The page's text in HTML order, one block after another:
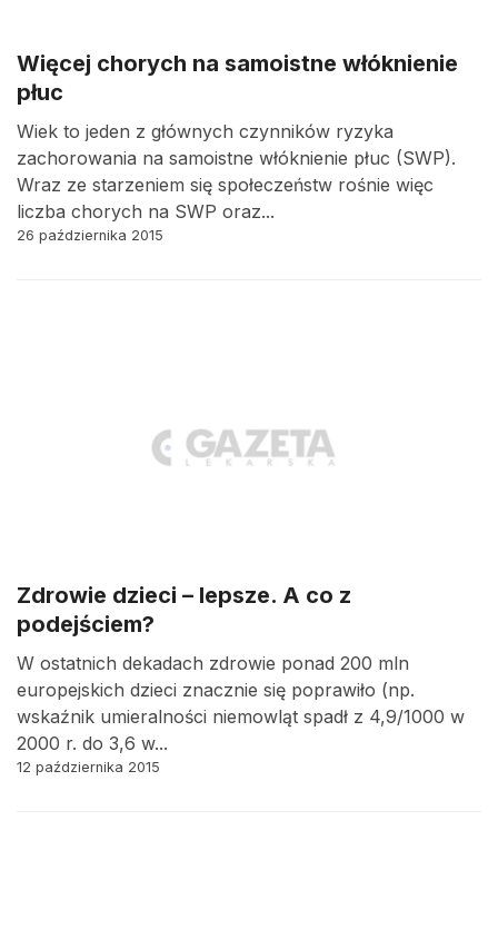
Więcej chorych na samoistne włóknienie
płuc
Wiek to jeden z głównych czynników ryzyka
zachorowania na samoistne włóknienie płuc (SWP).
Wraz ze starzeniem się społeczeństw rośnie więc
liczba chorych na SWP oraz...
26 października 2015
Zdrowie dzieci – lepsze. A co z
podejściem?
W ostatnich dekadach zdrowie ponad 200 mln
europejskich dzieci znacznie się poprawiło (np.
wskaźnik umieralności niemowląt spadł z 4,9/1000 w
2000 r. do 3,6 w...
12 października 2015